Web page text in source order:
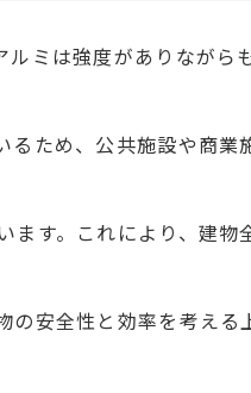
ミは強度がありながら
ため、公共施設や商業
す。これにより、建物
安全性と効率を考える